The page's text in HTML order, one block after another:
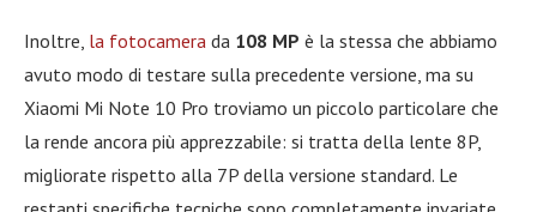
Inoltre, la fotocamera da 108 MP è la stessa che abbiamo
avuto modo di testare sulla precedente versione, ma su
Xiaomi Mi Note 10 Pro troviamo un piccolo particolare che
la rende ancora più apprezzabile: si tratta della lente 8P,
migliorate rispetto alla 7P della versione standard. Le